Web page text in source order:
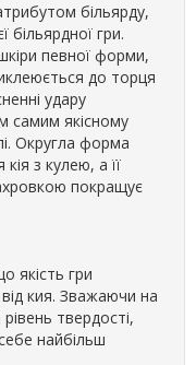
більярду,
більярдної гри.
певної форми,
до торця
удару
самим якісному
Округла форма
з кулею, а її
покращує
якість гри
кия. Зважаючи на
твердості,
найбільш